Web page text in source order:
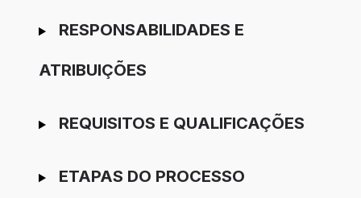
RESPONSABILIDADES E
ATRIBUIÇÕES
REQUISITOS E QUALIFICAÇÕES
ETAPAS DO PROCESSO